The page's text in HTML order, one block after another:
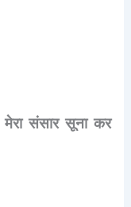
मेरा संसार सूना कर